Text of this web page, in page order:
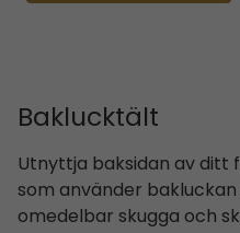
Baklucktält
Utnyttja baksidan av
som använder
omedelbar skugga och